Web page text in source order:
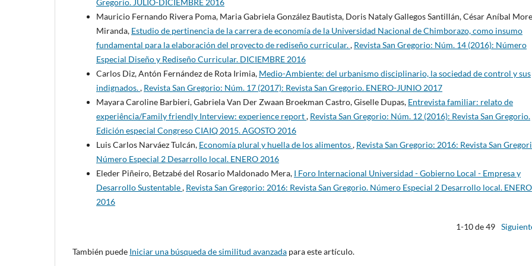
Gregorio. JULIO-DICIEMBRE 2016
Mauricio Fernando Rivera Poma, Maria Gabriela González Bautista, Doris Nataly Gallegos Santillán, César Aníbal
Miranda, Estudio de pertinencia de la carrera de economía de la Universidad Nacional de Chimborazo, como insumo
fundamental para la elaboración del proyecto de rediseño curricular., Revista San Gregorio: Núm. 14 (2016): Número
Especial Diseño y Rediseño Curricular. DICIEMBRE 2016
Carlos Diz, Antón Fernández de Rota Irimia, Medio-Ambiente: del urbanismo disciplinario, la sociedad de control y sus
indignados., Revista San Gregorio: Núm. 17 (2017): Revista San Gregorio. ENERO-JUNIO 2017
Mayara Caroline Barbieri, Gabriela Van Der Zwaan Broekman Castro, Giselle Dupas, Entrevista familiar: relato de
experiência/Family friendly Interview: experience report, Revista San Gregorio: Núm. 12 (2016): Revista San Gregorio.
Edición especial Congreso CIAIQ 2015. AGOSTO 2016
Luis Carlos Narváez Tulcán, Economía plural y huella de los alimentos, Revista San Gregorio: 2016: Revista San
Número Especial 2 Desarrollo local. ENERO 2016
Eleder Piñeiro, Betzabé del Rosario Maldonado Mera, I Foro Internacional Universidad - Gobierno Local - Empresa y
Desarrollo Sustentable, Revista San Gregorio: 2016: Revista San Gregorio. Número Especial 2 Desarrollo local. ENERO
2016
1-10 de 49
También puede Iniciar una búsqueda de similitud avanzada para este artículo.